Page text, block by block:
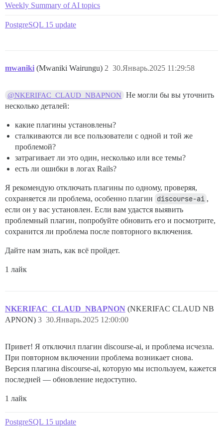
Weekly Summary of AI topics
PostgreSQL 15 update
mwaniki (Mwaniki Wairungu) 30.Январь.2025 11:29:58
2
@NKERIFAC_CLAUD_NBAPNON Не могли бы вы уточнить
несколько деталей:
какие плагины установлены?
сталкиваются ли все пользователи с одной и той же
проблемой?
затрагивает ли это один, несколько или все темы?
есть ли ошибки в логах Rails?
Я рекомендую отключать плагины по одному, проверяя,
сохраняется ли проблема, особенно плагин discourse-ai ,
если он у вас установлен. Если вам удастся выявить
проблемный плагин, попробуйте обновить его и посмотрите,
сохранится ли проблема после повторного включения.
Дайте нам знать, как всё пройдет.
1 лайк
NKERIFAC_CLAUD_NBAPNON (NKERIFAC CLAUD NB
APNON)
30.Январь.2025 12:00:00
3
Привет! Я отключил плагин discourse-ai, и проблема исчезла.
При повторном включении проблема возникает снова.
Версия плагина discourse-ai, которую мы используем, кажется
последней — обновление недоступно.
1 лайк
PostgreSQL 15 update